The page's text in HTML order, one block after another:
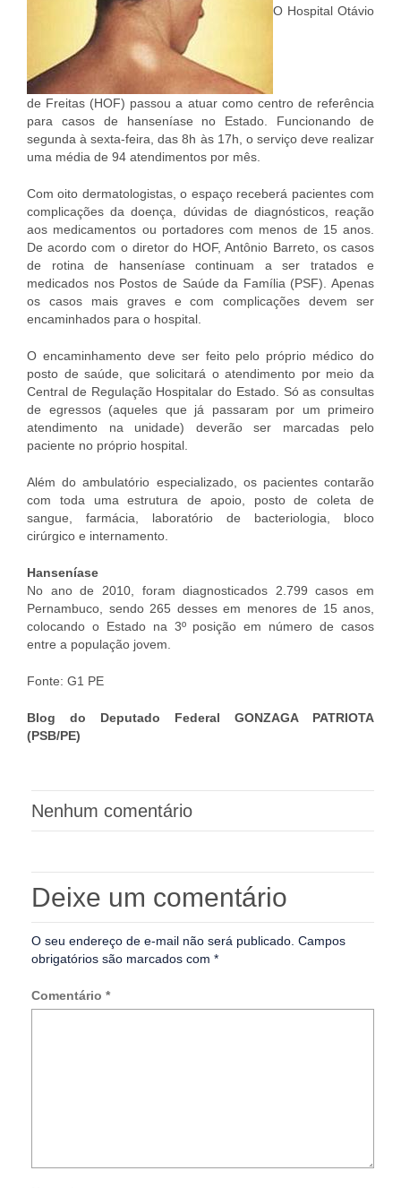
O Hospital Otávio
de Freitas (HOF) passou a atuar como centro de referência
para casos de hanseníase no Estado. Funcionando de
segunda à sexta-feira, das 8h às 17h, o serviço deve realizar
uma média de 94 atendimentos por mês.
Com oito dermatologistas, o espaço receberá pacientes com
complicações da doença, dúvidas de diagnósticos, reação
aos medicamentos ou portadores com menos de 15 anos.
De acordo com o diretor do HOF, Antônio Barreto, os casos
de rotina de hanseníase continuam a ser tratados e
medicados nos Postos de Saúde da Família (PSF). Apenas
os casos mais graves e com complicações devem ser
encaminhados para o hospital.
O encaminhamento deve ser feito pelo próprio médico do
posto de saúde, que solicitará o atendimento por meio da
Central de Regulação Hospitalar do Estado. Só as consultas
de egressos (aqueles que já passaram por um primeiro
atendimento na unidade) deverão ser marcadas pelo
paciente no próprio hospital.
Além do ambulatório especializado, os pacientes contarão
com toda uma estrutura de apoio, posto de coleta de
sangue, farmácia, laboratório de bacteriologia, bloco
cirúrgico e internamento.
Hanseníase
No ano de 2010, foram diagnosticados 2.799 casos em
Pernambuco, sendo 265 desses em menores de 15 anos,
colocando o Estado na 3º posição em número de casos
entre a população jovem.
Fonte: G1 PE
Blog do Deputado Federal GONZAGA PATRIOTA
(PSB/PE)
Nenhum comentário
Deixe um comentário
O seu endereço de e-mail não será publicado. Campos
obrigatórios são marcados com *
Comentário *